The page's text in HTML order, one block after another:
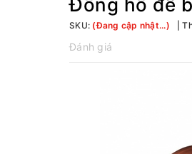
Đồng hồ để
SKU: (Đang cập nhật...)
Đánh giá